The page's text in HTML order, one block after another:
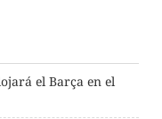
el Barça en el